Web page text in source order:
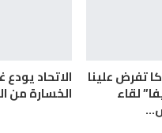
تفرض علينا
لقاء
الاتحاد
الخسارة من